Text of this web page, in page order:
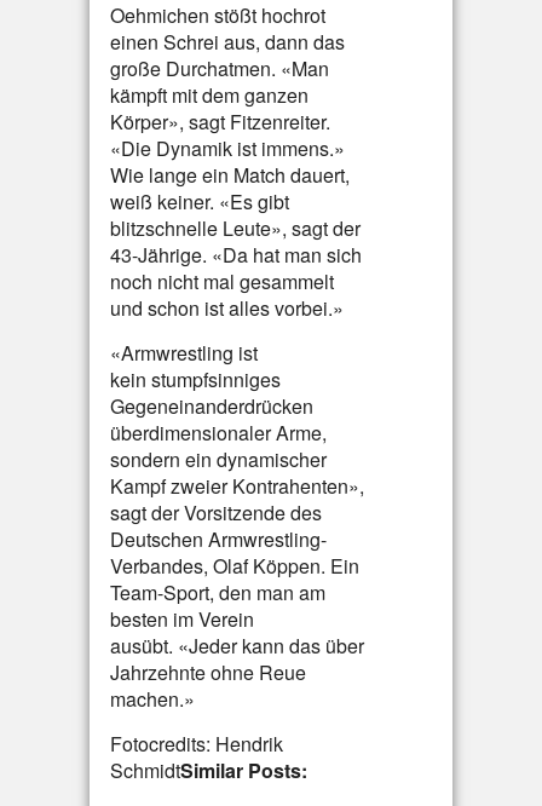
Oehmichen stößt hochrot
einen Schrei aus, dann das
große Durchatmen. «Man
kämpft mit dem ganzen
Körper», sagt Fitzenreiter.
«Die Dynamik ist immens.»
Wie lange ein Match dauert,
weiß keiner. «Es gibt
blitzschnelle Leute», sagt der
43-Jährige. «Da hat man sich
noch nicht mal gesammelt
und schon ist alles vorbei.»
«Armwrestling ist
kein stumpfsinniges
Gegeneinanderdrücken
überdimensionaler Arme,
sondern ein dynamischer
Kampf zweier Kontrahenten»,
sagt der Vorsitzende des
Deutschen Armwrestling-
Verbandes, Olaf Köppen. Ein
Team-Sport, den man am
besten im Verein
ausübt. «Jeder kann das über
Jahrzehnte ohne Reue
machen.»
Fotocredits: Hendrik
SchmidtSimilar Posts: